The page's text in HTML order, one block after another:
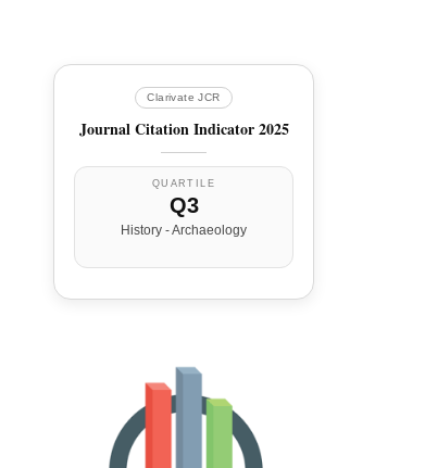
Clarivate JCR
Journal Citation Indicator 2025
QUARTILE
Q3
History - Archaeology